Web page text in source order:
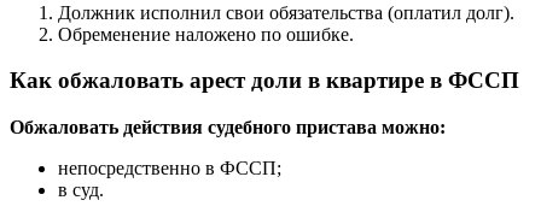
Должник исполнил свои обязательства (оплатил долг).
Обременение наложено по ошибке.
Как обжаловать арест доли в квартире в ФССП
Обжаловать действия судебного пристава можно:
непосредственно в ФССП;
в суд.